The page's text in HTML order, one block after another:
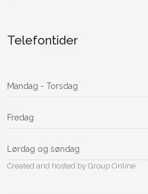
Telefontider
Mandag​ - Torsdag
Fredag
Lørdag og søndag
Created and hosted by Group Online